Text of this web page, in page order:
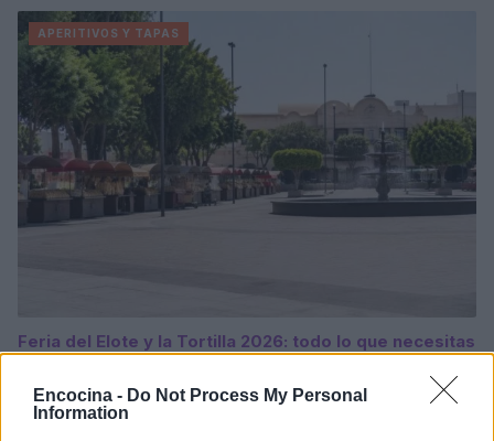
Encocina - Do Not Process My Personal
Information
APERITIVOS Y TAPAS
Feria del Elote y la Tortilla 2026: todo lo que necesitas
saber
Diego Romero · 9 Ago 2026